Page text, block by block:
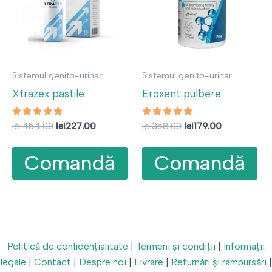
Sistemul genito-urinar
Xtrazex pastile
Evaluat la
lei454.00 Prețul
a
fost:
lei454.00.
lei227.00Prețul
este:
lei227.00.
Comandă
Sistemul genito-urinar
Eroxent pulbere
Evaluat la
lei358.00 Prețul
a
fost:
lei358.00.
lei179.00Prețul
este:
lei179.00.
Comandă
Politică de confidențialitate Termeni și condiții
Informații
legale
Contact Despre noi Livrare Returnări și rambursări